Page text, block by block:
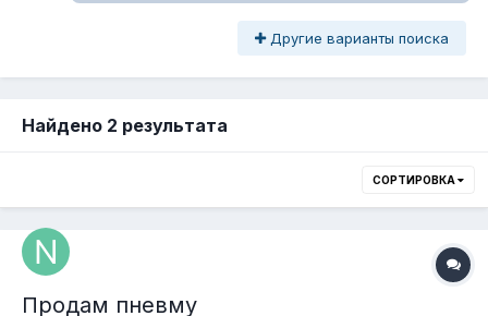
Другие варианты поиска
Найдено 2 результата
СОРТИРОВКА
Продам пневму